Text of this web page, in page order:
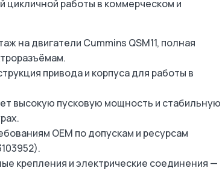
цикличной работы в коммерческом и
на двигатели Cummins QSM11, полная
привода и корпуса для работы в
высокую пусковую мощность и стабильную
OEM по допускам и ресурсам
крепления и электрические соединения —